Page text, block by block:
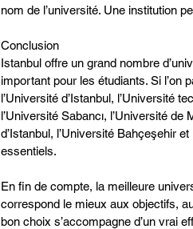
nom de l’université. Une institution
Conclusion
Istanbul offre un grand nombre
important pour les étudiants. Si l’on
l’Université d’Istanbul, l’Université
l’Université Sabancı, l’Université de
d’Istanbul, l’Université Bahçeşehir
essentiels.
En fin de compte, la meilleure
correspond le mieux aux objectifs,
bon choix s’accompagne d’un vrai